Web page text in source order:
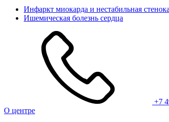
Инфаркт миокарда и нестабильная
Ишемическая болезнь сердца
+7
О центре